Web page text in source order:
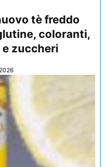
tè freddo
coloranti,
zuccheri